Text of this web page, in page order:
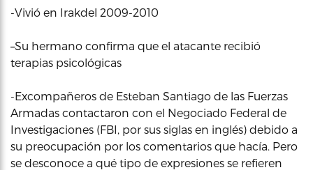
-Vivió en Irakdel 2009-2010
–Su hermano confirma que el atacante recibió
terapias psicológicas
-Excompañeros de Esteban Santiago de las Fuerzas
Armadas contactaron con el Negociado Federal de
Investigaciones (FBI, por sus siglas en inglés) debido a
su preocupación por los comentarios que hacía. Pero
se desconoce a qué tipo de expresiones se refieren